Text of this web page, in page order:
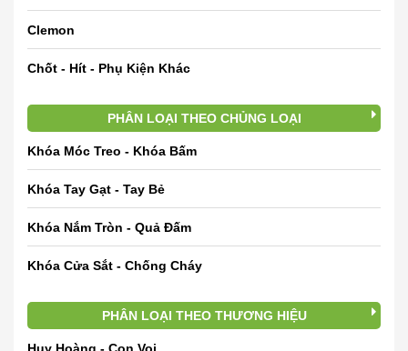
Clemon
Chốt - Hít - Phụ Kiện Khác
PHÂN LOẠI THEO CHỦNG LOẠI
Khóa Móc Treo - Khóa Bấm
Khóa Tay Gạt - Tay Bẻ
Khóa Nắm Tròn - Quả Đấm
Khóa Cửa Sắt - Chống Cháy
PHÂN LOẠI THEO THƯƠNG HIỆU